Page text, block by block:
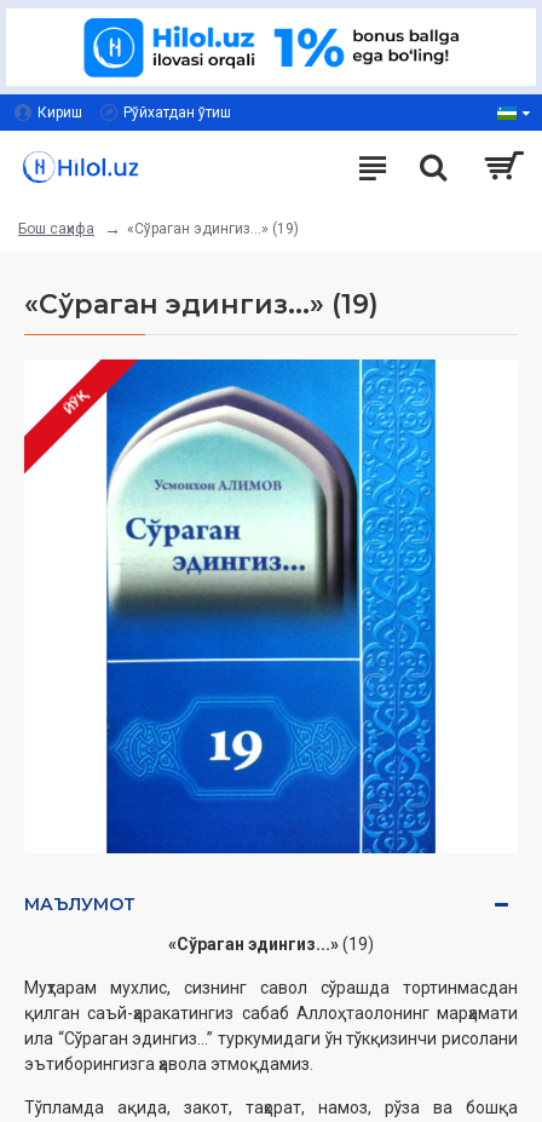
Кириш Рўйхатдан ўтиш
Бош саҳифа «Сўраган эдингиз...» (19)
«Сўраган эдингиз...» (19)
ЙЎҚ
МАЪЛУМОТ
«Сўраган эдингиз...»(19)
Муҳтарам мухлис, сизнинг савол сўрашда тортинмасдан
қилган саъй-ҳаракатингиз сабаб Аллоҳ таолонинг марҳамати
ила “Сўраган эдингиз...” туркумидаги ўн тўкқизинчи рисолани
эътиборингизга ҳавола этмоқдамиз.
Тўпламда ақида, закот, таҳорат, намоз, рўза ва бошқа